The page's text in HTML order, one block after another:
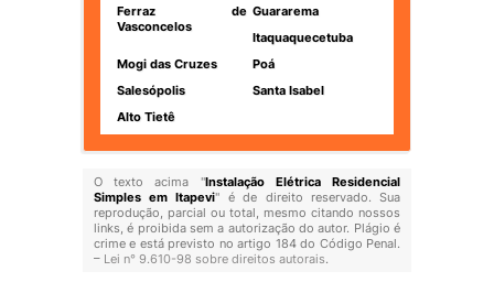
Ferraz de
Vasconcelos
Guararema
Itaquaquecetuba
Mogi das Cruzes
Poá
Salesópolis
Santa Isabel
Alto Tietê
O texto acima "Instalação Elétrica Residencial
Simples em Itapevi" é de direito reservado. Sua
reprodução, parcial ou total, mesmo citando nossos
links, é proibida sem a autorização do autor. Plágio é
crime e está previsto no artigo 184 do Código Penal.
– Lei n° 9.610-98 sobre direitos autorais.